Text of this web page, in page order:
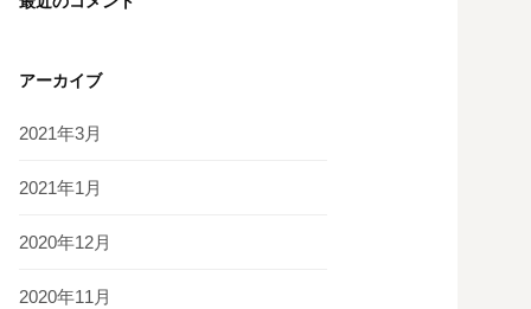
アーカイブ
2021年3月
2021年1月
2020年12月
2020年11月